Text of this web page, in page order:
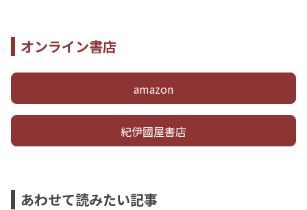
オンライン書店
amazon
紀伊國屋書店
あわせて読みたい記事